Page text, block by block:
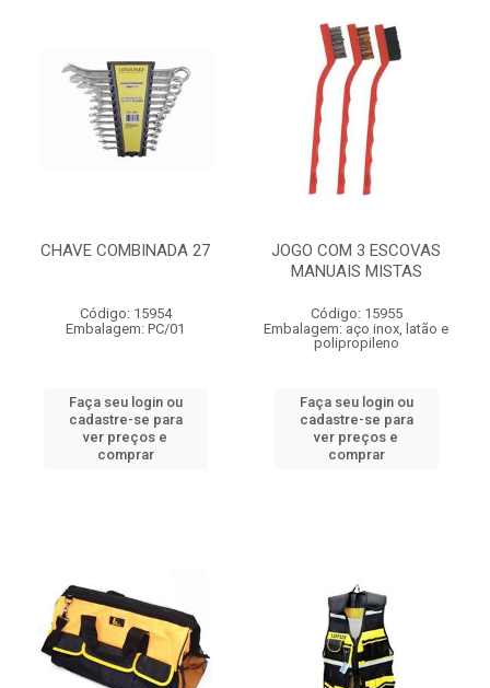
CHAVE COMBINADA 27
Código: 15954
Embalagem: PC/01
Faça seu login ou
cadastre-se para
ver preços e
comprar
JOGO COM 3 ESCOVAS
MANUAIS MISTAS
Código: 15955
Embalagem: aço inox, latão e
polipropileno
Faça seu login ou
cadastre-se para
ver preços e
comprar